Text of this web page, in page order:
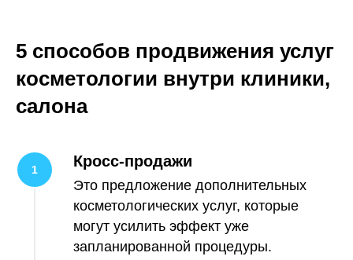
5 способов продвижения услуг
косметологии внутри клиники,
салона
Кросс-продажи
Это предложение дополнительных
косметологических услуг, которые
могут усилить эффект уже
запланированной процедуры.